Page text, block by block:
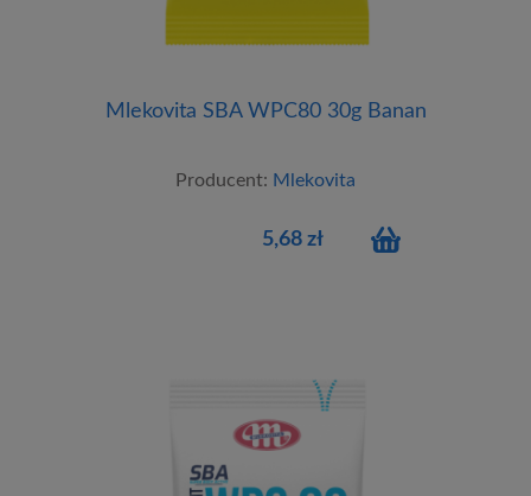
Mlekovita SBA WPC80 30g Banan
Producent: Mlekovita
5,68 zł